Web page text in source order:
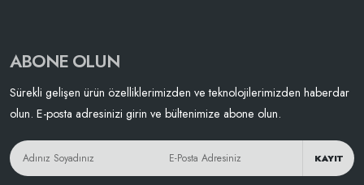
ABONE OLUN
Sürekli gelişen ürün özelliklerimizden ve teknolojilerimizden haberdar
olun. E-posta adresinizi girin ve bültenimize abone olun.
KAYIT